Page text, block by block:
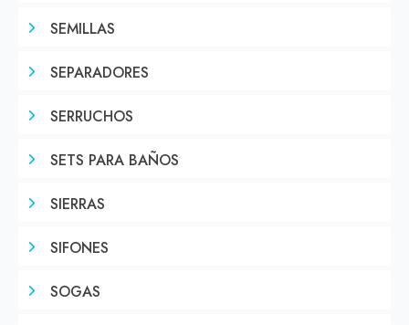
SEMILLAS
SEPARADORES
SERRUCHOS
SETS PARA BAÑOS
SIERRAS
SIFONES
SOGAS